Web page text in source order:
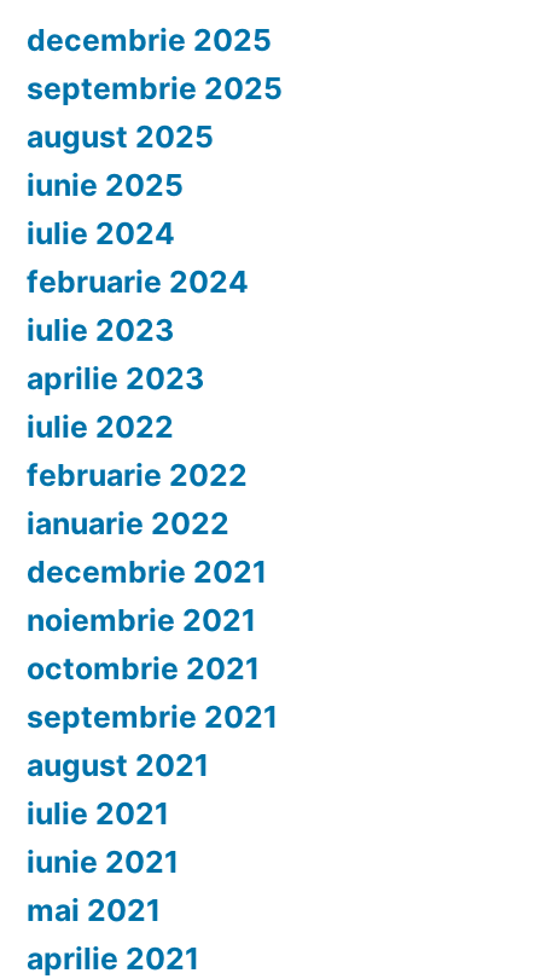
decembrie 2025
septembrie 2025
august 2025
iunie 2025
iulie 2024
februarie 2024
iulie 2023
aprilie 2023
iulie 2022
februarie 2022
ianuarie 2022
decembrie 2021
noiembrie 2021
octombrie 2021
septembrie 2021
august 2021
iulie 2021
iunie 2021
mai 2021
aprilie 2021